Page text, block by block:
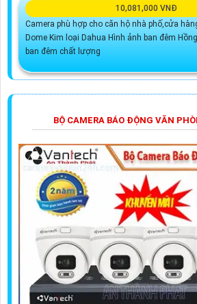
10,081,000 VNĐ
Camera phù hợp cho căn hộ nhà phố,cửa
Dome Kim loại Dahua Hình ảnh ban đêm
ban đêm chất lượng
BỘ CAMERA BÁO ĐỘNG VĂN